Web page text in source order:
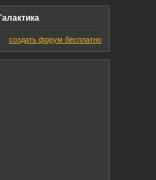
создать форум бесплатно